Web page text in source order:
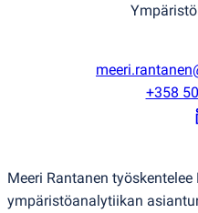
+358
Meeri Rantanen
ympäristöanalytiikan